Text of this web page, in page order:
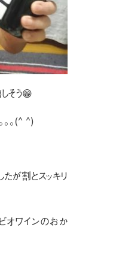
そう😁
。。(^ ^)
が割とスッキリ
オワインのおか